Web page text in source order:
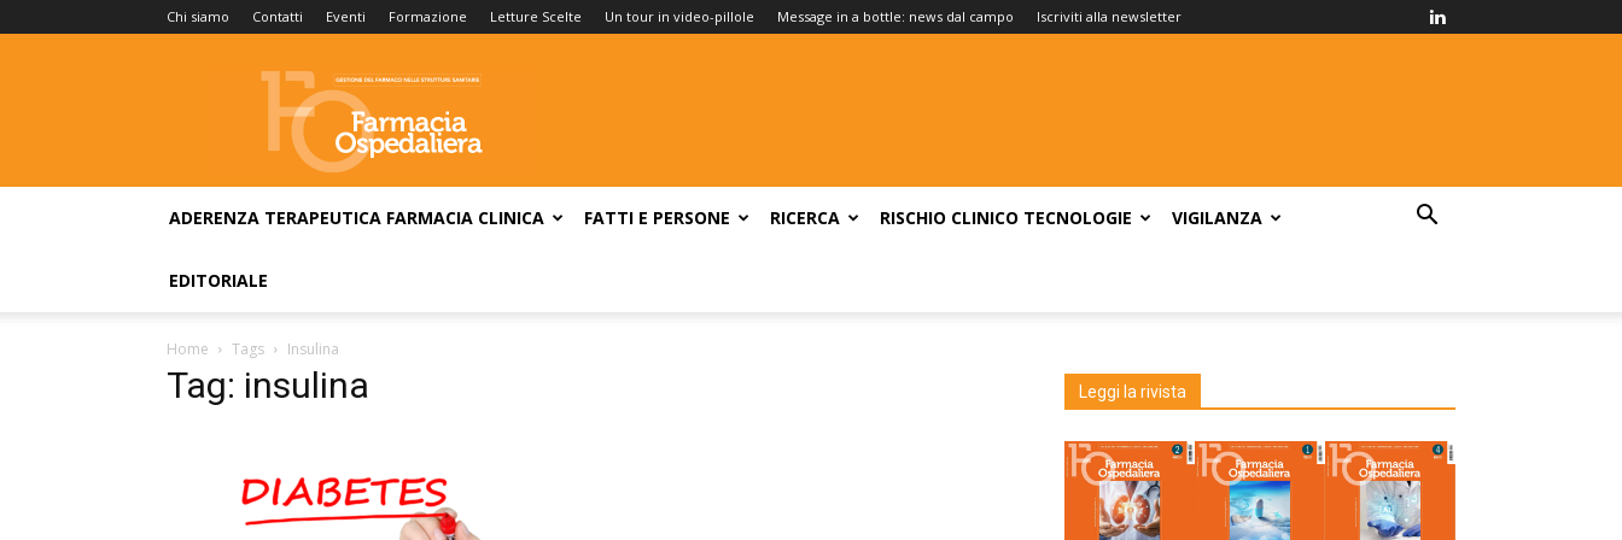
Chi siamo Contatti Eventi Formazione Letture Scelte Un tour in video-pillole Message in a bottle: news dal campo Iscriviti alla newsletter
Farmacia
Ospedaliera
ADERENZA TERAPEUTICA FARMACIA CLINICA FATTI E PERSONE RICERCA RISCHIO CLINICO TECNOLOGIE VIGILANZA
EDITORIALE
Home Tags Insulina
Tag: insulina Leggi la rivista